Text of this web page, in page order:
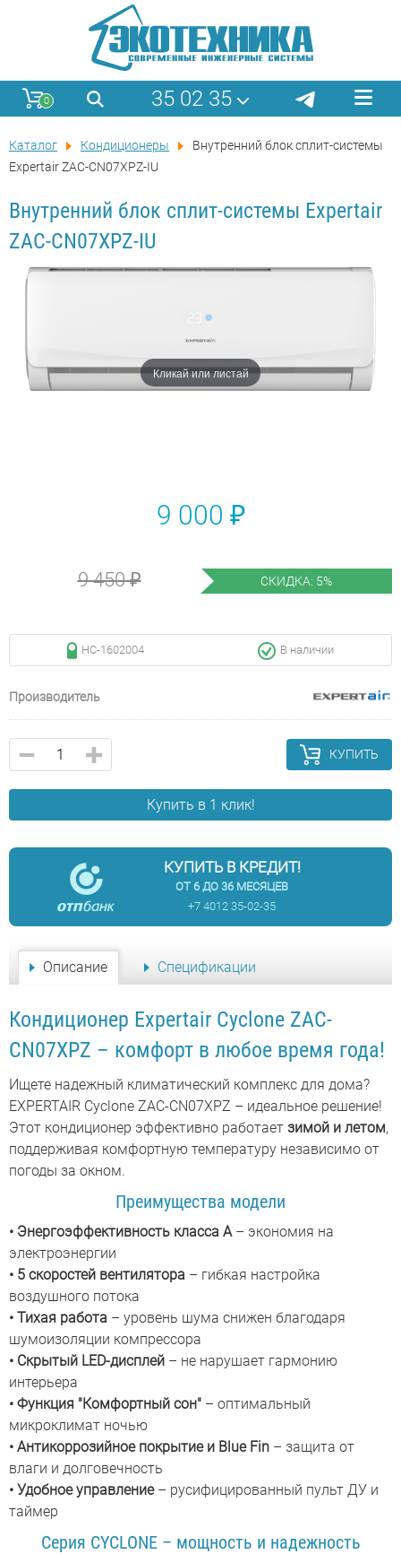
0 35 02 35
Каталог Кондиционеры
Внутренний блок сплит-системы
Expertair ZAC-CN07XPZ-IU
Внутренний блок сплит-системы Expertair
ZAC-CN07XPZ-IU
Кликай или листай
9 000 ₽
9 450 ₽ СКИДКА: 5%
НС-1602004 В наличии
Производитель
КУПИТЬ
Купить в 1 клик!
КУПИТЬ В КРЕДИТ!
ОТ 6 ДО 36 МЕСЯЦЕВ
+7 4012 35-02-35
Описание Спецификации
Кондиционер Expertair Cyclone ZAC-
CN07XPZ – комфорт в любое время года!
Ищете надежный климатический комплекс для дома?
EXPERTAIR Cyclone ZAC-CN07XPZ – идеальное решение!
Этот кондиционер эффективно работает зимой и летом,
поддерживая комфортную температуру независимо от
погоды за окном.
Преимущества модели
• Энергоэффективность класса А– экономия на
электроэнергии
• 5 скоростей вентилятора – гибкая настройка
воздушного потока
• Тихая работа – уровень шума снижен благодаря
шумоизоляции компрессора
• Скрытый LED-дисплей – не нарушает гармонию
интерьера
• Функция "Комфортный сон" – оптимальный
микроклимат ночью
• Антикоррозийное покрытие и Blue Fin – защита от
влаги и долговечность
• Удобное управление– русифицированный пульт ДУ и
таймер
Серия CYCLONE – мощность и надежность